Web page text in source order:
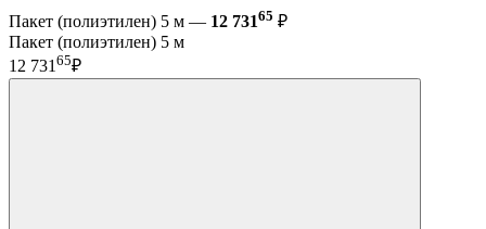
Пакет (полиэтилен) 5 м — 12 73165 ₽
Пакет (полиэтилен) 5 м
12 73165₽